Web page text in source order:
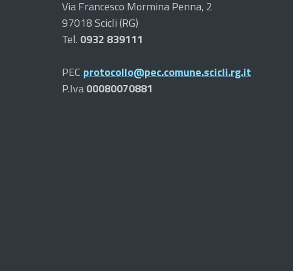
Via Francesco Mormina Penna, 2
97018 Scicli (RG)
Tel. 0932 839111
PEC protocollo@pec.comune.scicli.rg.it
P.Iva00080070881